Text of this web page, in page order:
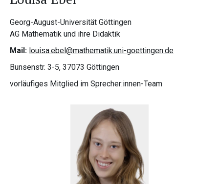
Georg-August-Universität Göttingen
AG Mathematik und ihre Didaktik
Mail: louisa.ebel@mathematik.uni-goettingen.de
Bunsenstr. 3-5, 37073 Göttingen
vorläufiges Mitglied im Sprecher:innen-Team